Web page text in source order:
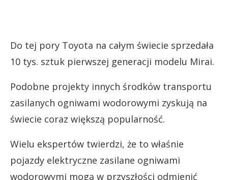
Do tej pory Toyota na całym świecie sprzedała
10 tys. sztuk pierwszej generacji modelu Mirai.
Podobne projekty innych środków transportu
zasilanych ogniwami wodorowymi zyskują na
świecie coraz większą popularność.
Wielu ekspertów twierdzi, że to właśnie
pojazdy elektryczne zasilane ogniwami
wodorowymi mogą w przyszłości odmienić